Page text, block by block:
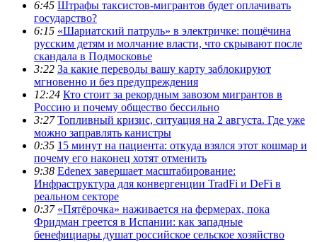
6:45 Штрафы таксистов-мигрантов будет оплачивать
государство?
6:15 «Шариатский патруль» в электричке: пощёчина
русским детям и молчание власти, что скрывают после
скандала в Подмосковье
3:22 За какие переводы вашу карту заблокируют
мгновенно и без предупреждения
12:24 Кто стоит за рекордным завозом мигрантов в
Россию и почему общество бессильно
3:27 Топливный кризис, ситуация на 2 августа. Где уже
можно заправлять канистры
0:35 15 минут на пациента: откуда взялся этот кошмар и
почему его наконец хотят отменить
9:38 Edenex завершает масштабирование:
Инфраструктура для конвергенции TradFi и DeFi в
реальном секторе
0:37 «Пятёрочка» наживается на фермерах, пока
Фридман греется в Испании: как западные
бенефициары душат российское сельское хозяйство